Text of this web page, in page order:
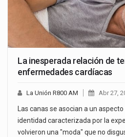
La inesperada relación de
enfermedades cardíacas
La Unión R800 AM Abr 27,
Las canas se asocian a un
identidad caracterizada por la
volvieron una "moda" que no